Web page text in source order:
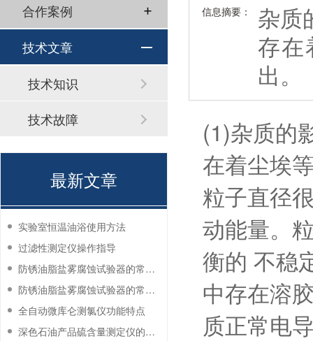
信息摘要：
杂质
存在
出。
(1)杂质的
在着尘埃
粒子直径
动能量。
衡的 不稳
中存在溶
质正常电
合作案例
技术文章
技术知识
技术故障
最新文章
实验室恒温油浴使用方法
过滤性测定仪操作指导
防锈油脂盐雾腐蚀试验器的常见故障与解决方法
防锈油脂盐雾腐蚀试验器的常见故障与解决方法
全自动微库仑测氯仪功能特点
深色石油产品硫含量测定仪的工作环境要求